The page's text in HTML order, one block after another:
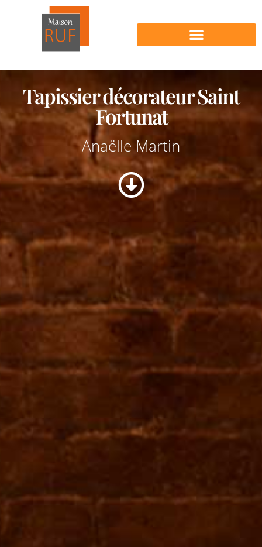
Tapissier décorateur Saint
Fortunat
Anaëlle Martin